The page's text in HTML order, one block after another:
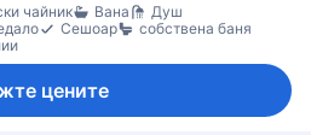
чайник Вана
Душ
Сешоар
собствена баня
цените